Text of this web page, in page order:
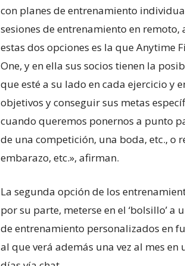
con planes de entrenamiento
sesiones de entrenamiento en
estas dos opciones es la que Anytime
One, y en ella sus socios tienen la
que esté a su lado en cada ejercicio y
objetivos y conseguir sus metas
cuando queremos ponernos a punto
de una competición, una boda, etc., o
embarazo, etc.», afirman.
La segunda opción de los
por su parte, meterse en el ‘bolsillo’
de entrenamiento personalizados en
al que verá además una vez al mes